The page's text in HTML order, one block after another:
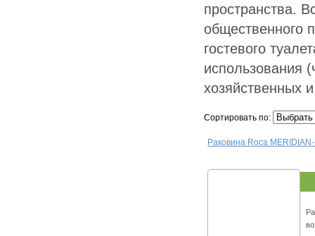
пространства.
общественного
гостевого
использования
хозяйственных
Сортировать по:
Раковина Roca